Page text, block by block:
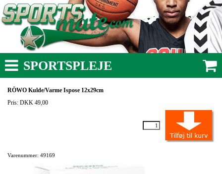
SPORTSPLEJE
RÖWO Kulde/Varme Ispose 12x29cm
Pris: DKK 49,00
Varenummer: 49169